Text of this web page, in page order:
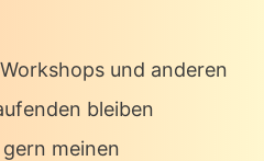
und anderen
bleiben
meinen